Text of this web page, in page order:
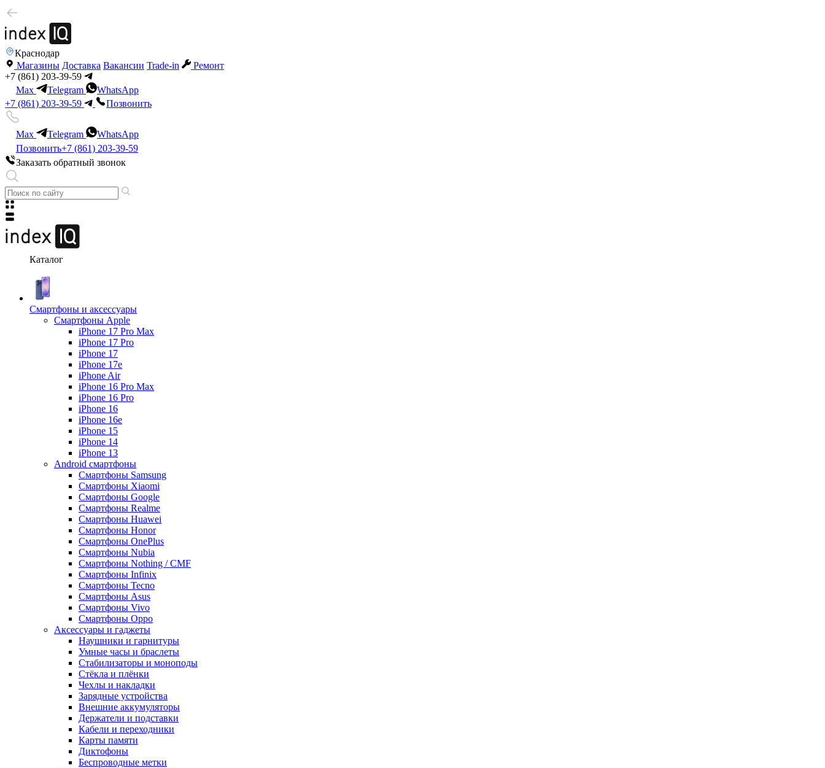
Краснодар
Магазины Доставка Вакансии Trade-in
Ремонт
+7 (861) 203-39-59
Max
Telegram
WhatsApp
+7 (861) 203-39-59
Позвонить
Max Telegram
WhatsApp
Позвонить+7 (861) 203-39-59
Заказать обратный звонок
Каталог
Смартфоны и аксессуары
Смартфоны Apple
iPhone 17 Pro Max
iPhone 17 Pro
iPhone 17
iPhone 17e
iPhone Air
iPhone 16 Pro Max
iPhone 16 Pro
iPhone 16
iPhone 16e
iPhone 15
iPhone 14
iPhone 13
Android cмартфоны
Смартфоны Samsung
Смартфоны Xiaomi
Смартфоны Google
Смартфоны Realme
Смартфоны Huawei
Смартфоны Honor
Смартфоны OnePlus
Смартфоны Nubia
Смартфоны Nothing / CMF
Смартфоны Infinix
Смартфоны Tecno
Смартфоны Asus
Смартфоны Vivo
Смартфоны Oppo
Аксессуары и гаджеты
Наушники и гарнитуры
Умные часы и браслеты
Стабилизаторы и моноподы
Стёкла и плёнки
Чехлы и накладки
Зарядные устройства
Внешние аккумуляторы
Держатели и подставки
Кабели и переходники
Карты памяти
Диктофоны
Беспроводные метки